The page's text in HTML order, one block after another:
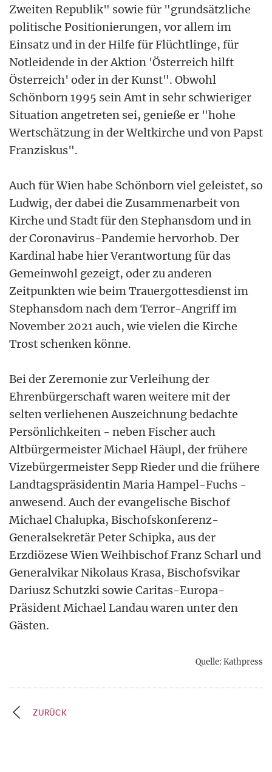
Zweiten Republik" sowie für "grundsätzliche
politische Positionierungen, vor allem im
Einsatz und in der Hilfe für Flüchtlinge, für
Notleidende in der Aktion 'Österreich hilft
Österreich' oder in der Kunst". Obwohl
Schönborn 1995 sein Amt in sehr schwieriger
Situation angetreten sei, genieße er "hohe
Wertschätzung in der Weltkirche und von Papst
Franziskus".
Auch für Wien habe Schönborn viel geleistet, so
Ludwig, der dabei die Zusammenarbeit von
Kirche und Stadt für den Stephansdom und in
der Coronavirus-Pandemie hervorhob. Der
Kardinal habe hier Verantwortung für das
Gemeinwohl gezeigt, oder zu anderen
Zeitpunkten wie beim Trauergottesdienst im
Stephansdom nach dem Terror-Angriff im
November 2021 auch, wie vielen die Kirche
Trost schenken könne.
Bei der Zeremonie zur Verleihung der
Ehrenbürgerschaft waren weitere mit der
selten verliehenen Auszeichnung bedachte
Persönlichkeiten - neben Fischer auch
Altbürgermeister Michael Häupl, der frühere
Vizebürgermeister Sepp Rieder und die frühere
Landtagspräsidentin Maria Hampel-Fuchs -
anwesend. Auch der evangelische Bischof
Michael Chalupka, Bischofskonferenz-
Generalsekretär Peter Schipka, aus der
Erzdiözese Wien Weihbischof Franz Scharl und
Generalvikar Nikolaus Krasa, Bischofsvikar
Dariusz Schutzki sowie Caritas-Europa-
Präsident Michael Landau waren unter den
Gästen.
Quelle: Kathpress
ZURÜCK